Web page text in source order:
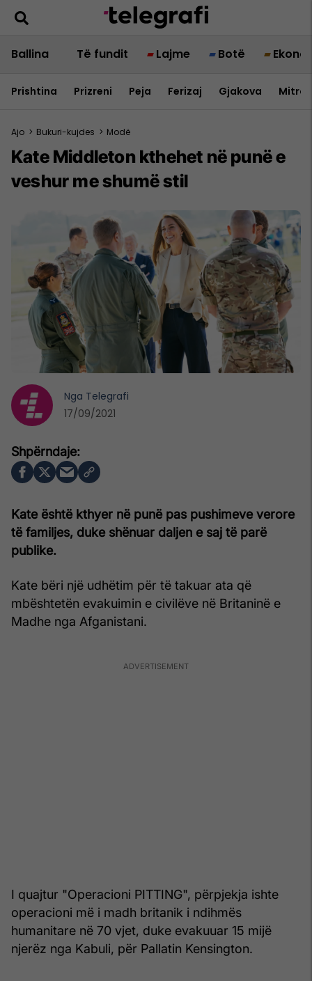
Ballina Të fundit Lajme Botë
Prishtina Prizreni Peja Ferizaj Gjakova
Ajo > Bukuri-kujdes > Modë
Kate Middleton kthehet në punë e
veshur me shumë stil
Kate është kthyer në punë pas pushimeve verore
të familjes, duke shënuar daljen e saj të parë
publike.
Kate bëri një udhëtim për të takuar ata që
mbështetën evakuimin e civilëve në Britaninë e
Madhe nga Afganistani.
I quajtur "Operacioni PITTING", përpjekja ishte
operacioni më i madh britanik i ndihmës
humanitare në 70 vjet, duke evakuuar 15 mijë
njerëz nga Kabuli, për Pallatin Kensington.
Nga Telegrafi
17/09/2021